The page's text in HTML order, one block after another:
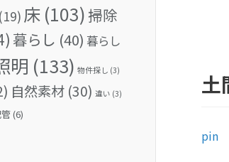
土
pin
(19) 床 (103)掃除
暮らし (40) 暮らし
明 (133) 物件探し (3)
自然素材 (30) 違い (3)
(6)